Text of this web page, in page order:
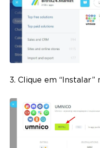
3. Clique em “Instalar”